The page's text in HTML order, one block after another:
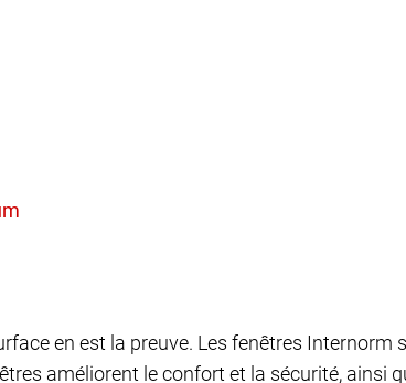
en est la preuve. Les fenêtres
améliorent le confort et la sécurité, ainsi